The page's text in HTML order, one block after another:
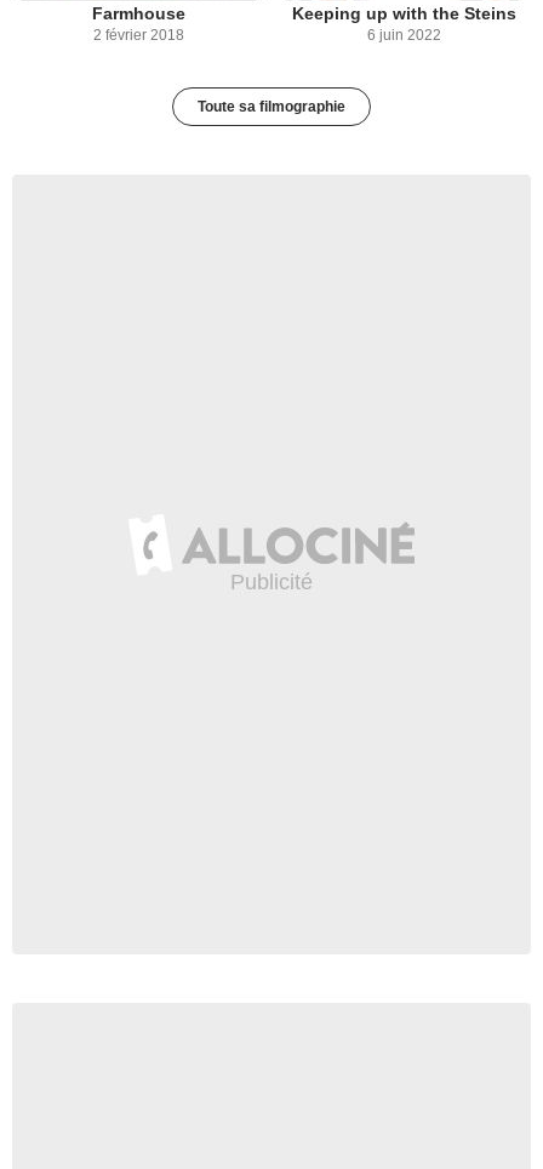
Farmhouse
2 février 2018
Keeping up with the Steins
6 juin 2022
Toute sa filmographie